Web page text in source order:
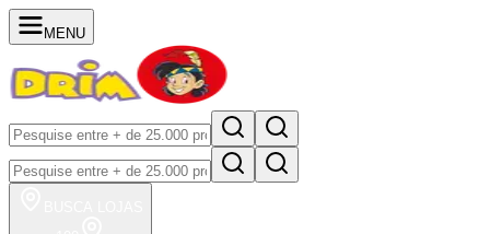
MENU